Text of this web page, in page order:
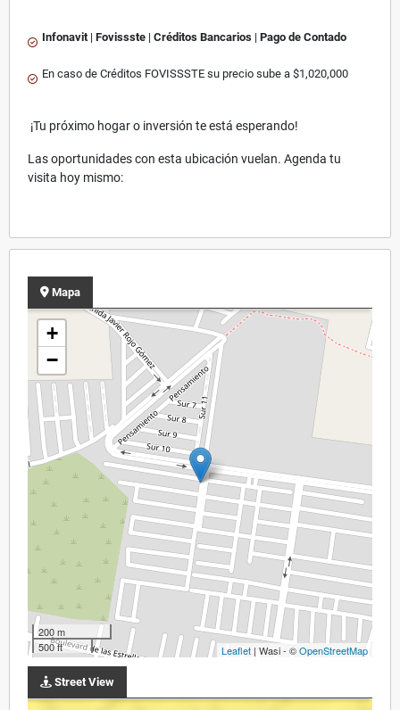
Infonavit | Fovissste | Créditos Bancarios | Pago de Contado
En caso de Créditos FOVISSSTE su precio sube a $1,020,000
¡Tu próximo hogar o inversión te está esperando!
Las oportunidades con esta ubicación vuelan. Agenda tu
visita hoy mismo:
Mapa
+
−
200 m
500 ft
Leaflet | Wasi - ©OpenStreetMap
Street View